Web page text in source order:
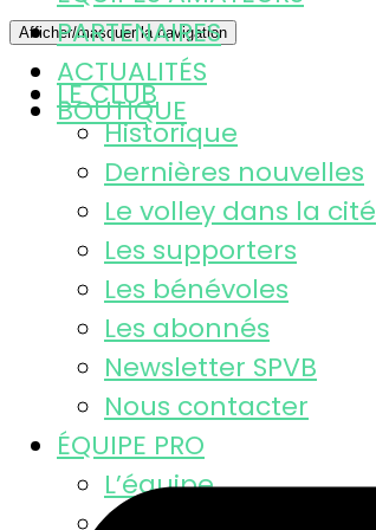
Afficher/masquer la navigation
LE CLUB
Historique
Dernières nouvelles
Le volley dans la cité
Les supporters
Les bénévoles
Les abonnés
Newsletter SPVB
Nous contacter
ÉQUIPE PRO
L’équipe
PARTENAIRES
ACTUALITÉS
BOUTIQUE